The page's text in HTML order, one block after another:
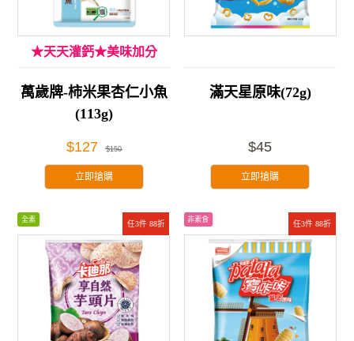
★天天灌鈣★美味加分
萬歲牌-柿米果杏仁小魚
(113g)
$127 $150
立即搶購
滿天星原味(72g)
$45
立即搶購
任3件 88折
全素
任3件 88折
非素食